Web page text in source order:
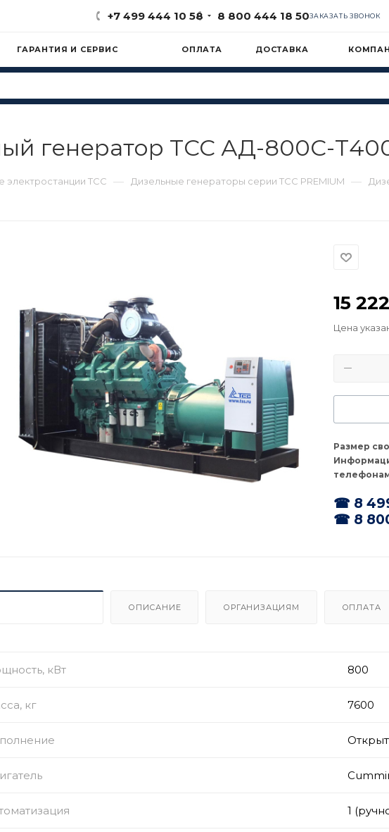
+7 499 444 10 58 8 800 444 18 50ЗАКАЗАТЬ ЗВОНОК
ГАРАНТИЯ И СЕРВИС ОПЛАТА ДОСТАВКА
генератор ТСС АД-800С-
электростанции ТСС — Дизельные генераторы серии ТСС PREMIUM —
15
Цена
Размер
☎ 8
☎ 8
ОПИСАНИЕ ОРГАНИЗАЦИЯМ ОПЛАТА
кВт 800
кг 7600
1